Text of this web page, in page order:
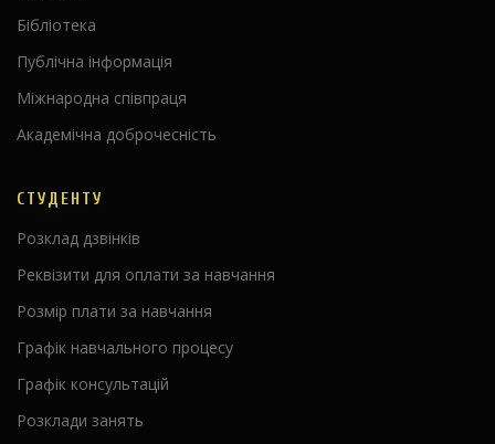
Бібліотека
Публічна інформація
Міжнародна співпраця
Академічна доброчесність
СТУДЕНТУ
Розклад дзвінків
Реквізити для оплати за навчання
Розмір плати за навчання
Графік навчального процесу
Графік консультацій
Розклади занять